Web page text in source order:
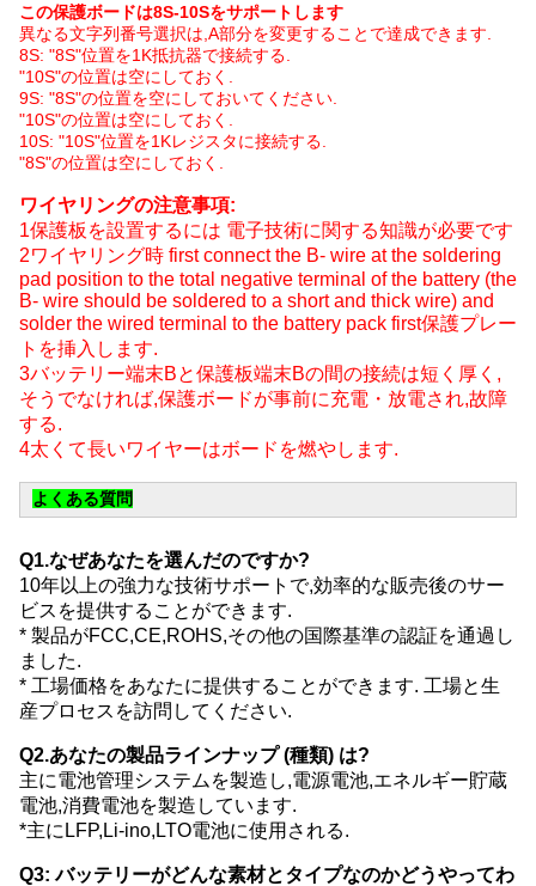
この保護ボードは8S-10Sをサポートします
異なる文字列番号選択は,A部分を変更することで達成できます.
8S: "8S"位置を1K抵抗器で接続する.
"10S"の位置は空にしておく.
9S: "8S"の位置を空にしておいてください.
"10S"の位置は空にしておく.
10S: "10S"位置を1Kレジスタに接続する.
"8S"の位置は空にしておく.
ワイヤリングの注意事項:
1保護板を設置するには 電子技術に関する知識が必要です
2ワイヤリング時 first connect the B- wire at the soldering
pad position to the total negative terminal of the battery (the
B- wire should be soldered to a short and thick wire) and
solder the wired terminal to the battery pack first保護プレー
トを挿入します.
3バッテリー端末Bと保護板端末Bの間の接続は短く厚く,
そうでなければ,保護ボードが事前に充電・放電され,故障
する.
4太くて長いワイヤーはボードを燃やします.
よくある質問
Q1.なぜあなたを選んだのですか?
10年以上の強力な技術サポートで,効率的な販売後のサー
ビスを提供することができます.
* 製品がFCC,CE,ROHS,その他の国際基準の認証を通過し
ました.
* 工場価格をあなたに提供することができます. 工場と生
産プロセスを訪問してください.
Q2.あなたの製品ラインナップ (種類) は?
主に電池管理システムを製造し,電源電池,エネルギー貯蔵
電池,消費電池を製造しています.
*主にLFP,Li-ino,LTO電池に使用される.
Q3: バッテリーがどんな素材とタイプなのかどうやってわ